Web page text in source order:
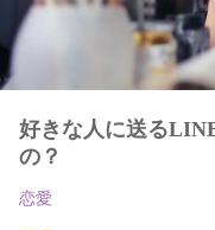
好きな人に送る
の？
恋愛